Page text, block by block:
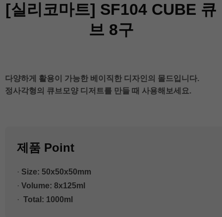
[실리코마트] SF104 CUBE 큐
브 8구
다양하게 활용이 가능한 베이직한 디자인의 몰드입니다.
정사각형의 큐브모양 디저트를 만들 때 사용해보세요.
제품 Point
· Size: 50x50x50mm
· Volume: 8x125ml
· Total: 1000ml